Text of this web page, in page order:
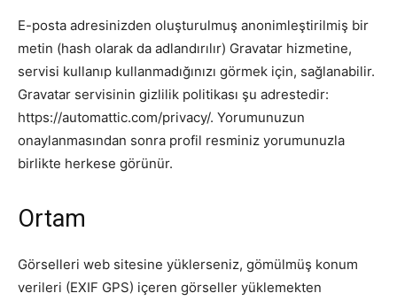
E-posta adresinizden oluşturulmuş anonimleştirilmiş bir
metin (hash olarak da adlandırılır) Gravatar hizmetine,
servisi kullanıp kullanmadığınızı görmek için, sağlanabilir.
Gravatar servisinin gizlilik politikası şu adrestedir:
https://automattic.com/privacy/. Yorumunuzun
onaylanmasından sonra profil resminiz yorumunuzla
birlikte herkese görünür.
Ortam
Görselleri web sitesine yüklerseniz, gömülmüş konum
verileri (EXIF GPS) içeren görseller yüklemekten